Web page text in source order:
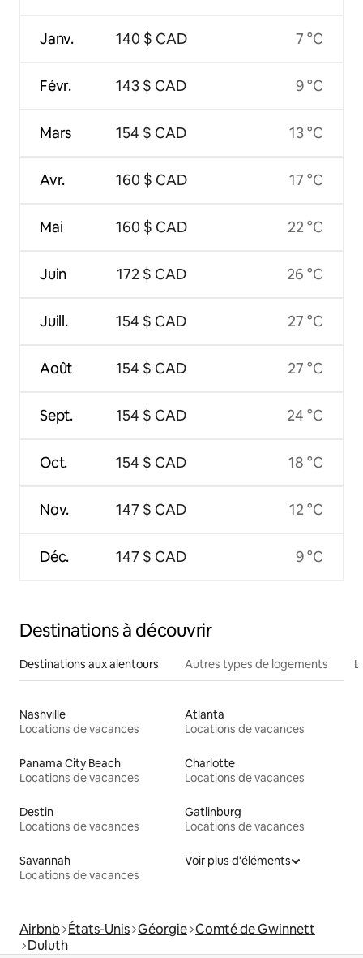
Janv.
Févr.
Mars
Avr.
Mai
Juin
Juill.
Août
Sept.
Oct.
Nov.
Déc.
140 $ CAD
143 $ CAD
154 $ CAD
160 $ CAD
160 $ CAD
172 $ CAD
154 $ CAD
154 $ CAD
154 $ CAD
154 $ CAD
147 $ CAD
147 $ CAD
7 °C
9 °C
13 °C
17 °C
22 °C
26 °C
27 °C
27 °C
24 °C
18 °C
12 °C
9 °C
Destinations à découvrir
Destinations aux alentours Autres types de logements
Nashville
Locations de vacances
Atlanta
Locations de vacances
Panama City Beach
Locations de vacances
Charlotte
Locations de vacances
Destin
Locations de vacances
Gatlinburg
Locations de vacances
Savannah
Locations de vacances
Voir plus d'éléments
Airbnb États-Unis Géorgie Comté de Gwinnett
Duluth